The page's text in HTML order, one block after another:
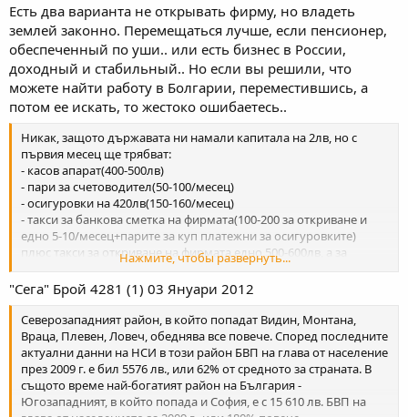
Есть два варианта не открывать фирму, но владеть
землей законно. Перемещаться лучше, если пенсионер,
обеспеченный по уши.. или есть бизнес в России,
доходный и стабильный.. Но если вы решили, что
можете найти работу в Болгарии, переместившись, а
потом ее искать, то жестоко ошибаетесь..
Никак, защото държавата ни намали капитала на 2лв, но с
първия месец ще трябват:
- касов апарат(400-500лв)
- пари за счетоводител(50-100/месец)
- осигуровки на 420лв(150-160/месец)
- такси за банкова сметка на фирмата(100-200 за откриване и
едно 5-10/месец+парите за куп платежни за осигуровките)
плюс такси за откриване на фирмата едно 500-600лв, а за
разрешителните, които се искат за повечето неща и значат
хиляди лева такси и чакане до година и гонене на кой да
пуснеш рушвет да не говорим... Безработен на 200лв помощи
или със спестени 2-3000 от стари заплати няма никакъв шанс.
Няма откъде да открие фирма, че и да я издържа едно 6м до
година със спестявания. В момента бизнес не е улеснено да се
започне от 0, а е адски усложнено и го усложняват с всеки ден.​
Нажмите, чтобы развернуть...
"Сега" Брой 4281 (1) 03 Януари 2012​
Северозападният район, в който попадат Видин, Монтана,
Враца, Плевен, Ловеч, обеднява все повече. Според последните
актуални данни на НСИ в този район БВП на глава от население
през 2009 г. е бил 5576 лв., или 62% от средното за страната. В
същото време най-богатият район на България -
Югозападният, в който попада и София, е с 15 610 лв. БВП на